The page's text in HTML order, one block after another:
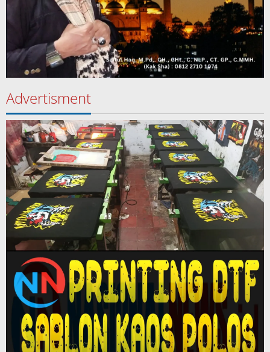
Advertisment